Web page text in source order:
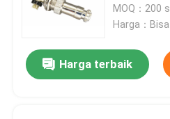
MOQ：200
Harga：
Harga terbaik